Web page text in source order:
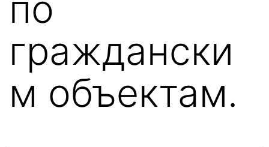
граждански
м объектам.